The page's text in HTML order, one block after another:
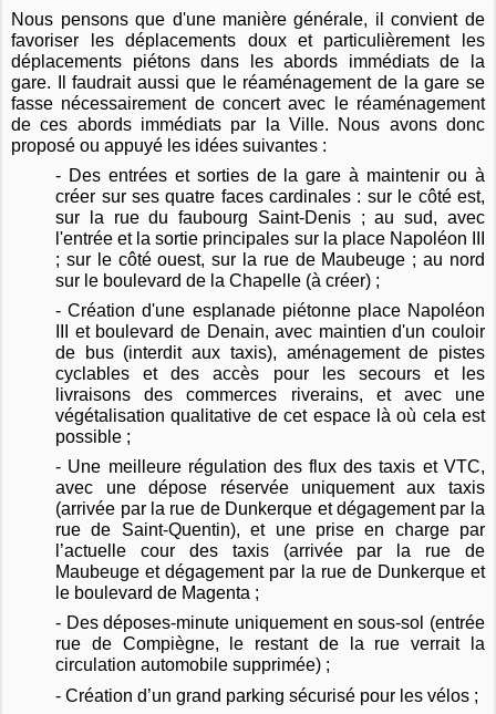
Nous pensons que d'une manière générale, il convient de
favoriser les déplacements doux et particulièrement les
déplacements piétons dans les abords immédiats de la
gare. Il faudrait aussi que le réaménagement de la gare se
fasse nécessairement de concert avec le réaménagement
de ces abords immédiats par la Ville. Nous avons donc
proposé ou appuyé les idées suivantes :
- Des entrées et sorties de la gare à maintenir ou à
créer sur sesquatre faces cardinales : sur le côté est,
sur la rue du faubourg Saint-Denis ; au sud, avec
l'entrée et la sortie principales sur la place Napoléon III
; sur le côté ouest, sur la rue de Maubeuge ; au nord
sur le boulevard de la Chapelle (à créer) ;
- Création d'une esplanade piétonne place Napoléon
III et boulevard de Denain, avec maintien d'un couloir
de bus (interdit aux taxis), aménagement de pistes
cyclables et des accès pour les secours et les
livraisons des commerces riverains, et avec une
végétalisation qualitative de cet espace là où cela est
possible ;
- Une meilleure régulation des flux des taxis et VTC,
avec une dépose réservée uniquement aux taxis
(arrivée par la rue de Dunkerque et dégagement par la
rue de Saint-Quentin), et une prise en charge par
l’actuelle cour des taxis (arrivée par la rue de
Maubeuge et dégagement par la rue de Dunkerque et
le boulevard de Magenta ;
- Des déposes-minute uniquement en sous-sol (entrée
rue de Compiègne, le restant de la rue verrait la
circulation automobile supprimée) ;
- Création d’un grand parking sécurisé pour les vélos ;